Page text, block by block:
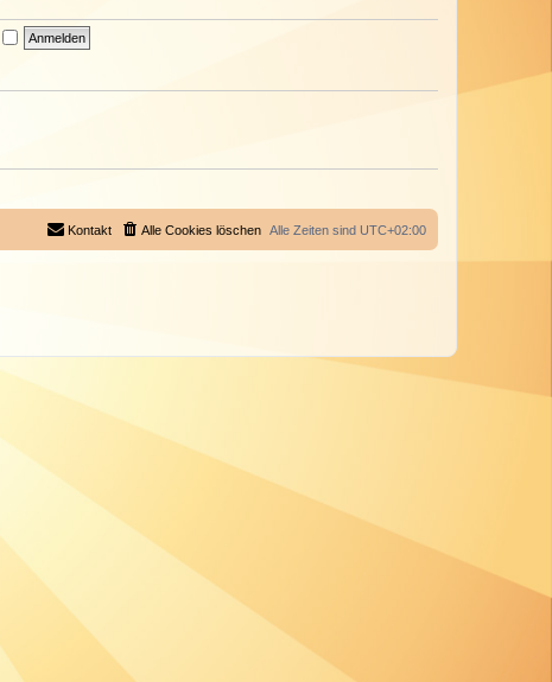
Alle Zeiten sind UTC+02:00
Alle Cookies löschen
Kontakt